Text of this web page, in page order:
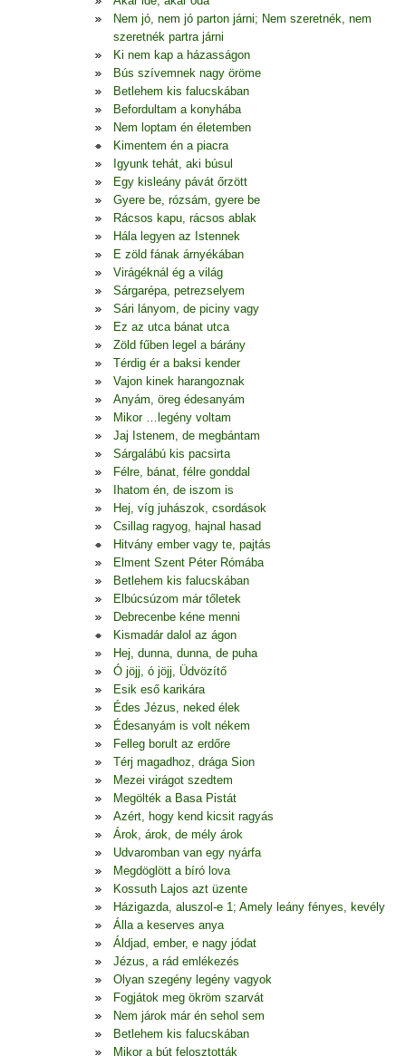
Nem jó, nem jó parton járni; Nem szeretnék, nem
szeretnék partra járni
Ki nem kap a házasságon
Bús szívemnek nagy öröme
Betlehem kis falucskában
Befordultam a konyhába
Nem loptam én életemben
Kimentem én a piacra
Igyunk tehát, aki búsul
Egy kisleány pávát őrzött
Gyere be, rózsám, gyere be
Rácsos kapu, rácsos ablak
Hála legyen az Istennek
E zöld fának árnyékában
Virágéknál ég a világ
Sárgarépa, petrezselyem
Sári lányom, de piciny vagy
Ez az utca bánat utca
Zöld fűben legel a bárány
Térdig ér a baksi kender
Vajon kinek harangoznak
Anyám, öreg édesanyám
Mikor …legény voltam
Jaj Istenem, de megbántam
Sárgalábú kis pacsirta
Félre, bánat, félre gonddal
Ihatom én, de iszom is
Hej, víg juhászok, csordások
Csillag ragyog, hajnal hasad
Hitvány ember vagy te, pajtás
Elment Szent Péter Rómába
Betlehem kis falucskában
Elbúcsúzom már tőletek
Debrecenbe kéne menni
Kismadár dalol az ágon
Hej, dunna, dunna, de puha
Ó jöjj, ó jöjj, Üdvözítő
Esik eső karikára
Édes Jézus, neked élek
Édesanyám is volt nékem
Felleg borult az erdőre
Térj magadhoz, drága Sion
Mezei virágot szedtem
Megölték a Basa Pistát
Azért, hogy kend kicsit ragyás
Árok, árok, de mély árok
Udvaromban van egy nyárfa
Megdöglött a bíró lova
Kossuth Lajos azt üzente
Házigazda, aluszol-e 1; Amely leány fényes, kevély
Álla a keserves anya
Áldjad, ember, e nagy jódat
Jézus, a rád emlékezés
Olyan szegény legény vagyok
Fogjátok meg ökröm szarvát
Nem járok már én sehol sem
Betlehem kis falucskában
Mikor a bút felosztották